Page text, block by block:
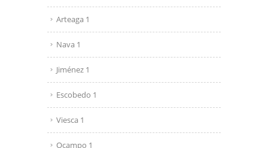
Arteaga 1
Nava 1
Jiménez 1
Escobedo 1
Viesca 1
Ocampo 1